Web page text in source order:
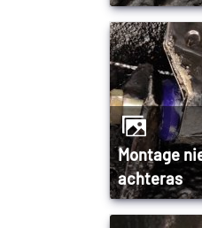
Montage nieuwe
achteras